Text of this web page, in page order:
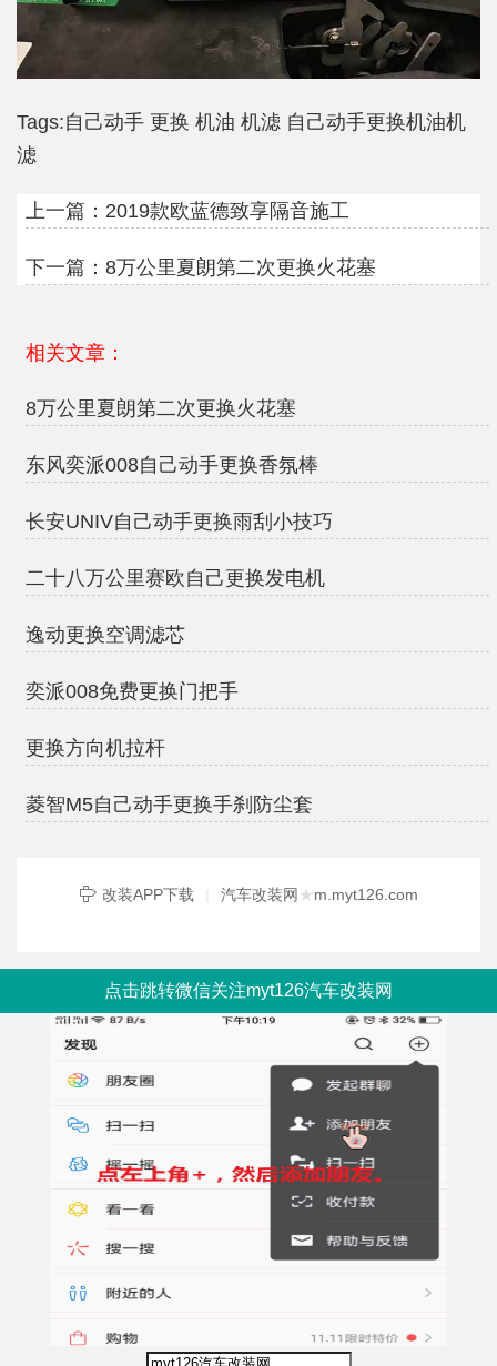
Tags:自己动手 更换 机油 机滤 自己动手更换机油机
滤
上一篇： 2019款欧蓝德致享隔音施工
下一篇： 8万公里夏朗第二次更换火花塞
相关文章：
8万公里夏朗第二次更换火花塞
东风奕派008自己动手更换香氛棒
长安UNIV自己动手更换雨刮小技巧
二十八万公里赛欧自己更换发电机
逸动更换空调滤芯
奕派008免费更换门把手
更换方向机拉杆
菱智M5自己动手更换手刹防尘套
改装APP下载 | 汽车改装网 ★m.myt126.com
点击跳转微信关注myt126汽车改装网